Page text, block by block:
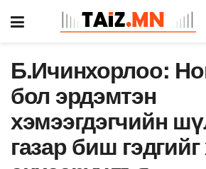
Б.Ичинхорлоо:
бол эрдэмтэн
хэмээгдэгчийн
газар биш